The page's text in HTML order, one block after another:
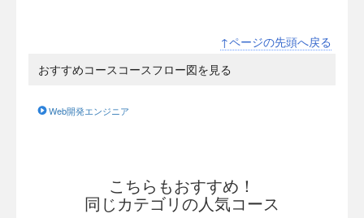
↑ページの先頭へ戻る
おすすめコースコースフロー図を見る
Web開発エンジニア
こちらもおすすめ！
同じカテゴリの人気コース